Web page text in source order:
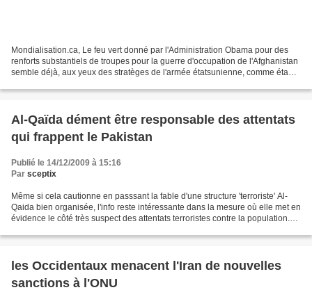
Mondialisation.ca, Le feu vert donné par l'Administration Obama pour des
renforts substantiels de troupes pour la guerre d'occupation de l'Afghanistan
semble déjà, aux yeux des stratèges de l'armée étatsunienne, comme étant
Al-Qaïda dément être responsable des attentats
qui frappent le Pakistan
Publié le 14/12/2009 à 15:16
Par sceptix
Même si cela cautionne en passsant la fable d'une structure 'terroriste' Al-
Qaida bien organisée, l'info reste intéressante dans la mesure où elle met en
évidence le côté très suspect des attentats terroristes contre la population.
les Occidentaux menacent l'Iran de nouvelles
sanctions à l'ONU